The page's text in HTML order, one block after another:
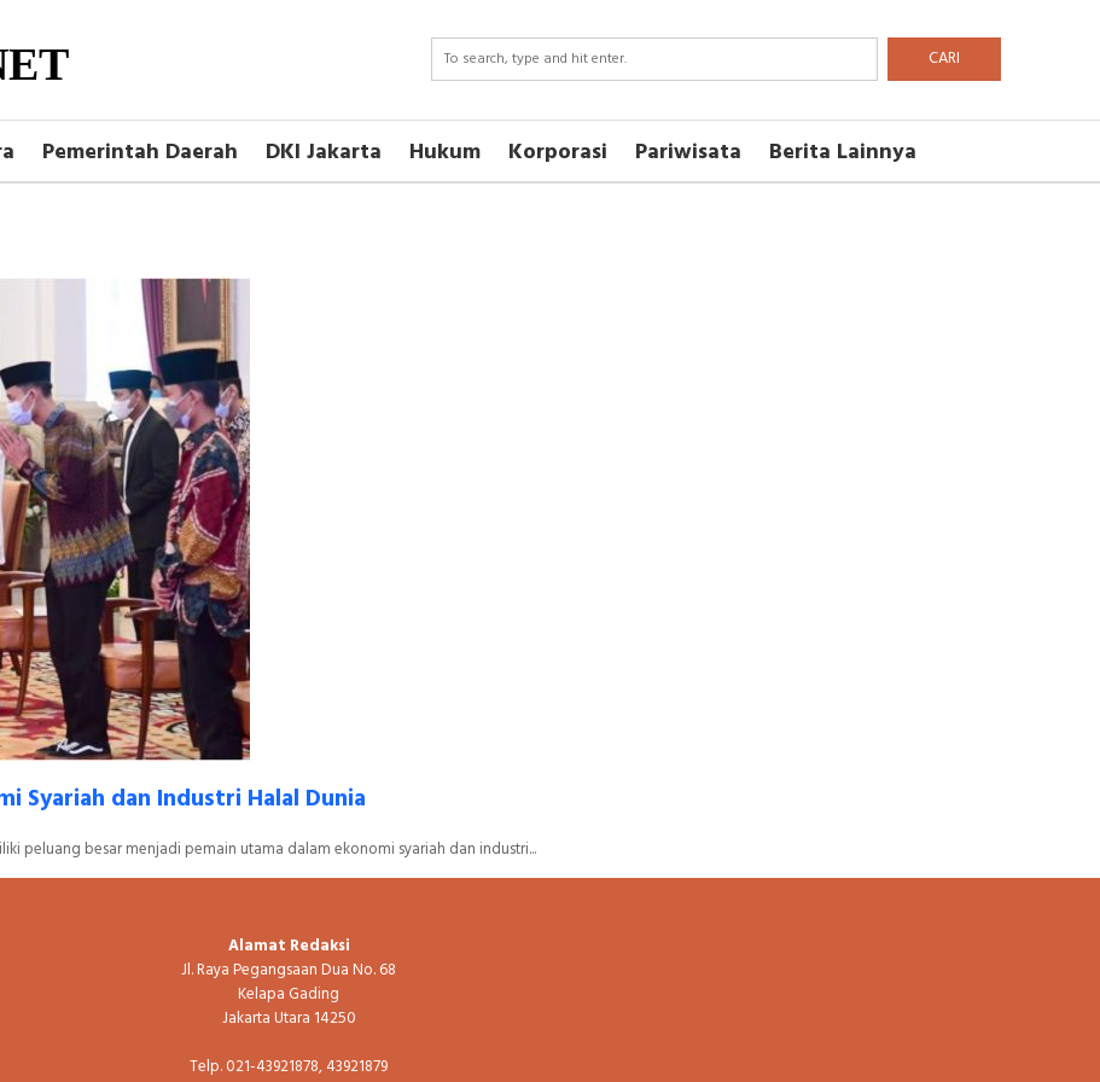
CARI
Pemerintah Daerah DKI Jakarta Hukum Korporasi Pariwisata Berita Lainnya
Syariah dan Industri Halal Dunia
peluang besar menjadi pemain utama dalam ekonomi syariah dan industri...
Alamat Redaksi
Jl. Raya Pegangsaan Dua No. 68
Kelapa Gading
Jakarta Utara 14250
Telp. 021-43921878, 43921879